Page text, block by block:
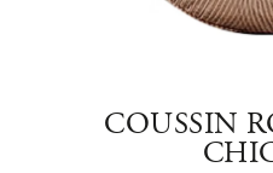
COUSSIN